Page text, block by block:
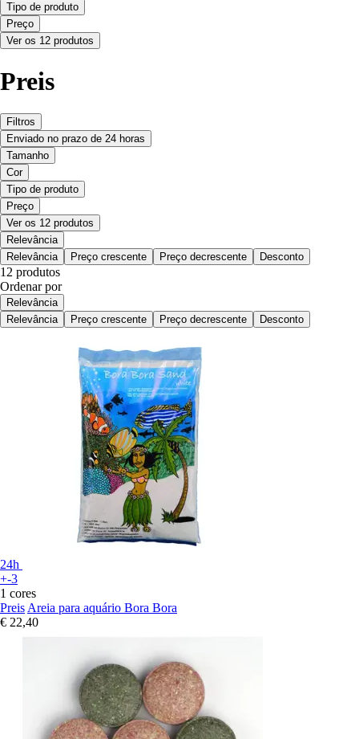
Tipo de produto
Preço
Ver os 12 produtos
Preis
Filtros
Enviado no prazo de 24 horas
Tamanho
Cor
Tipo de produto
Preço
Ver os 12 produtos
Relevância
Relevância
Preço crescente Preço decrescente Desconto
12 produtos
Ordenar por
Relevância
Relevância
Preço crescente Preço decrescente Desconto
24h
+-3
1 cores
Preis Areia para aquário Bora Bora
€ 22,40